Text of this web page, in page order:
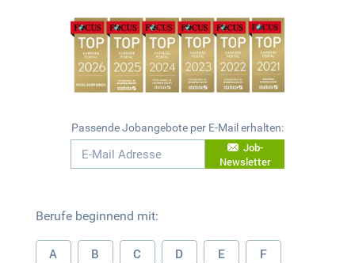
Passende Jobangebote per E-Mail erhalten:
Job-
Newsletter
Berufe beginnend mit:
A B C D E F